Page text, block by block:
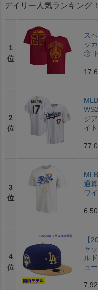
デイリー人気ランキング
1
位
ス
ッ
念
2
位
ジ
イト
3
位
通
ワ
4
位
【
ャ
ル
ュ